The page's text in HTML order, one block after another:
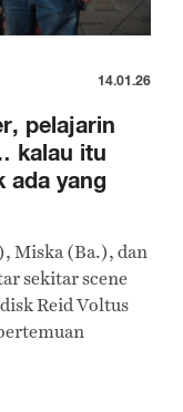
14.01.26
pelajarin
kalau itu
ada yang
Miska (Ba.), dan
sekitar scene
Reid Voltus